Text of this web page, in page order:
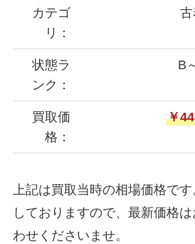
カテゴ
リ：
状態ラ
ンク：
B
買取価
格：
￥
上記は買取当時の相場価格で
しておりますので、最新価格
わせくださいませ。